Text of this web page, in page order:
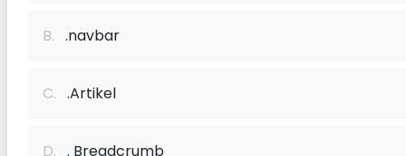
B. .navbar
C. .Artikel
D. . Breadcrumb